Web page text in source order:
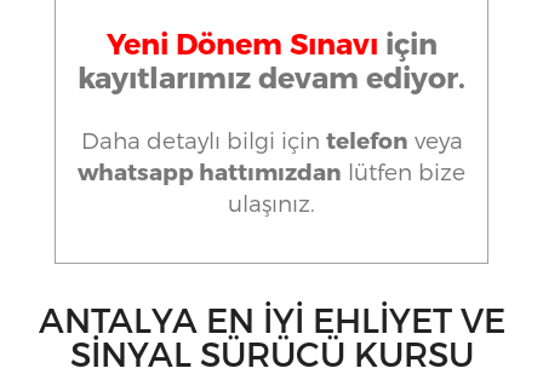
Yeni Dönem Sınavı için
kayıtlarımız devam ediyor.
Daha detaylı bilgi için telefon veya
whatsapp hattımızdan lütfen bize
ulaşınız.
ANTALYA EN İYI EHLIYET VE
SINYAL SÜRÜCÜ KURSU